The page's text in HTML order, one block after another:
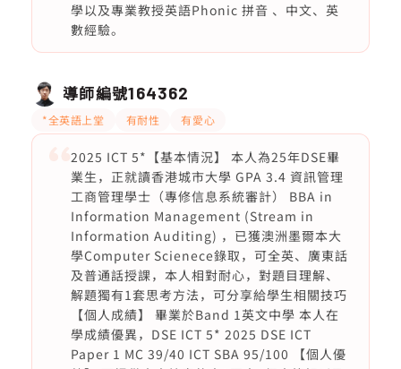
學以及專業教授英語Phonic 拼音 、中文、英
數經驗。
導師編號164362
*全英語上堂 有耐性 有愛心
2025 ICT 5*【基本情況】 本人為25年DSE畢
業生，正就讀香港城市大學 GPA 3.4 資訊管理
工商管理學士（專修信息系統審計） BBA in
Information Management (Stream in
Information Auditing) ，已獲澳洲墨爾本大
學Computer Scienece錄取，可全英、廣東話
及普通話授課，本人相對耐心，對題目理解、
解題獨有1套思考方法，可分享給學生相關技巧
【個人成績】 畢業於Band 1英文中學 本人在
學成績優異，DSE ICT 5* 2025 DSE ICT
Paper 1 MC 39/40 ICT SBA 95/100 【個人優